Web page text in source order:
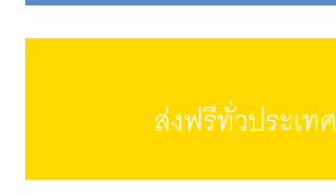
ส่งฟรีทั่วประเทศ